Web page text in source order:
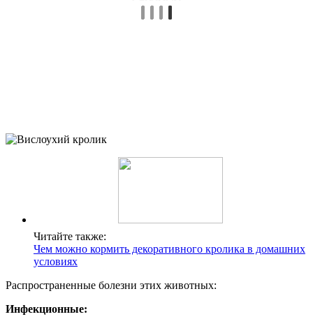
Читайте также:
Чем можно кормить декоративного кролика в домашних
условиях
Распространенные болезни этих животных:
Инфекционные: